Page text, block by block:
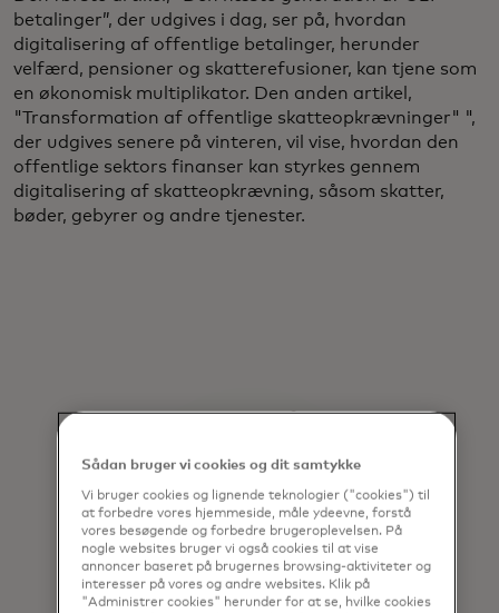
betalinger”, der udgives i dag, ser på, hvordan
digitalisering af offentlige betalinger, herunder
velfærd, pensioner og skatterefusioner, kan tjene som
en økonomisk multiplikator. Den anden artikel,
"Transformation af offentlige skatteopkrævninger" ",
der udgives senere på vinteren, vil vise, hvordan den
offentlige sektors finanser kan styrkes gennem
digitalisering af skatteopkrævning, såsom skatter,
bøder, gebyrer og andre tjenester.
Sådan bruger vi cookies og dit samtykke
Vi bruger cookies og lignende teknologier ("cookies") til
at forbedre vores hjemmeside, måle ydeevne, forstå
vores besøgende og forbedre brugeroplevelsen. På
nogle websites bruger vi også cookies til at vise
annoncer baseret på brugernes browsing-aktiviteter og
interesser på vores og andre websites. Klik på
"Administrer cookies" herunder for at se, hvilke cookies